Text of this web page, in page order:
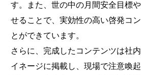
す。また、世の中の月間安全目標
せることで、実効性の高い啓発コ
とができています。
さらに、完成したコンテンツは社
イネージに掲載し、現場で注意喚